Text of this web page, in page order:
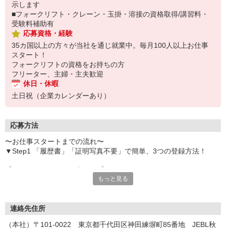
示します
■フォークリフト・クレーン・玉掛・溶接の資格取得/講習料・
受験料補助有
応募資格・経験
35カ国以上の方々が当社を通じ就業中。毎月100人以上お仕事
スタート！
フォークリフトの資格をお持ちの方
フリーター、主婦・主夫歓迎
休日・休暇
土日祝（企業カレンダーあり）
応募方法
〜お仕事スタートまでの流れ〜
▼Step1 「履歴書」「証明写真不要」で簡単、3つの登録方法！
いつでも好きな時間に登録OK
受付時間/平日9:00〜19:00
もっと見る
連絡先住所
（本社）〒101-0022 東京都千代田区神田練塀町85番地 JEBL秋